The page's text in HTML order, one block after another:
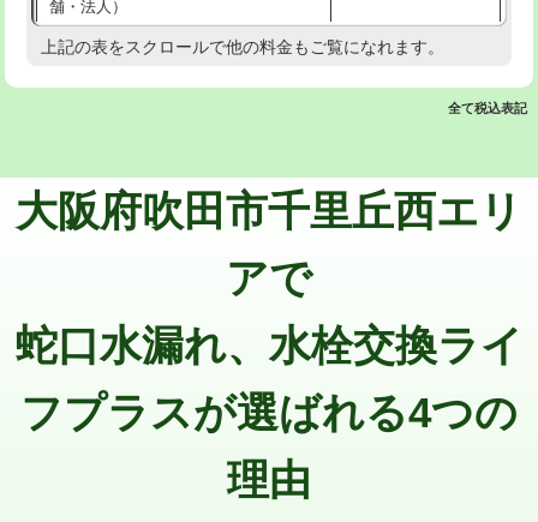
排水管工事（追加 排水管工事/3ｍ超
え）
マス交換（土の掘削・埋め戻し作業） 11,000円~
マス交換（深さ50㎝以上） 66,000円
コンクリート斫り（厚さ10㎝超え）
モルタル補修（厚さ10㎝まで） 27,500円
モルタル補修（厚さ10㎝超え）
追加人工 16,500円
舗・法人）
高度高圧洗浄換 現地調査
追加トーラー機使用/3m超え +3,300円
止水・漏水調査・防水処理・清掃・修
11,000円
止水・漏水調査・防水処理・清掃・修
22,000円
止水・漏水調査・防水処理・清掃・修
上記の表をスクロールで他の料金もご覧になれます。
全て税込表記
大阪府吹田市千里丘西エリ
アで
蛇口水漏れ、水栓交換ライ
フプラスが選ばれる4つの
理由